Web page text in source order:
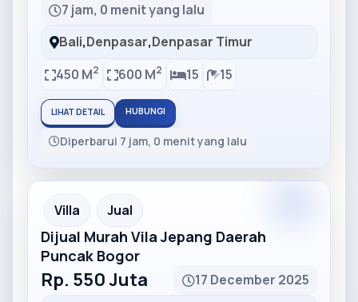
7 jam, 0 menit yang lalu
Bali,Denpasar,Denpasar Timur
450 M2 600 M2 15 15
LIHAT DETAIL HUBUNGI
Diperbarui 7 jam, 0 menit yang lalu
Partner Ad
Villa Jual
Dijual Murah Vila Jepang Daerah
Puncak Bogor
Rp. 550 Juta
17 December 2025